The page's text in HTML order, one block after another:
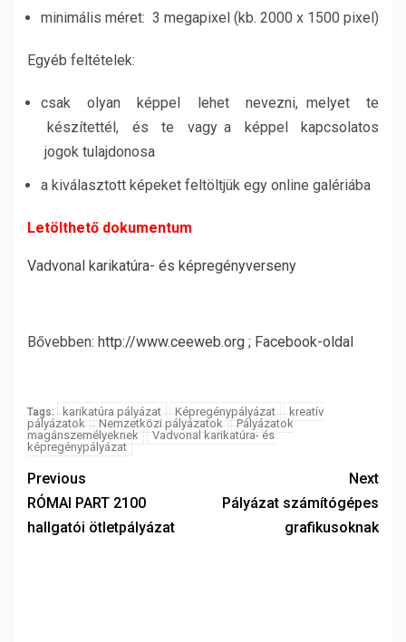
minimális méret: 3 megapixel (kb. 2000 x 1500 pixel)
Egyéb feltételek:
csak olyan képpel lehet nevezni, melyet te
készítettél, és te vagy a képpel kapcsolatos
jogok tulajdonosa
a kiválasztott képeket feltöltjük egy online galériába
Letölthető dokumentum
Vadvonal karikatúra- és képregényverseny
Bővebben: http://www.ceeweb.org ; Facebook-oldal
Tags: karikatúra pályázat Képregénypályázat
kreatív
pályázatok
Nemzetközi pályázatok
Pályázatok
magánszemélyeknek
Vadvonal karikatúra- és
képregénypályázat
Previous
RÓMAI PART 2100
hallgatói ötletpályázat
Next
Pályázat számítógépes
grafikusoknak